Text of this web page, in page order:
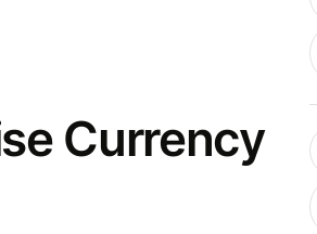
Currency